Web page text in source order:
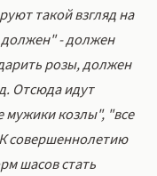
такой взгляд на
- должен
розы, должен
Отсюда идут
мужики козлы", "все
совершеннолетию
шасов стать